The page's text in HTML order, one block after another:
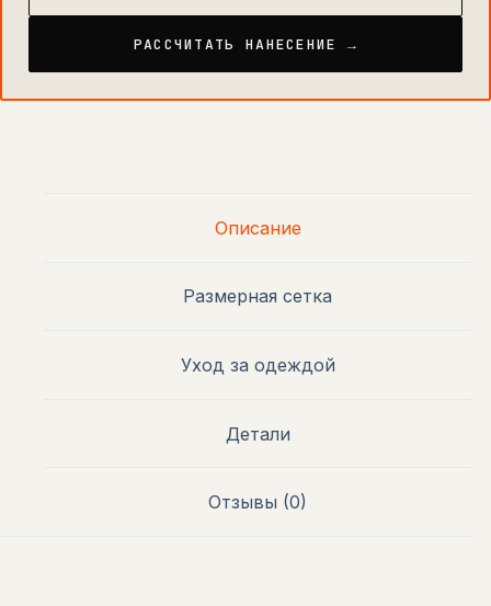
РАССЧИТАТЬ НАНЕСЕНИЕ →
Описание
Размерная сетка
Уход за одеждой
Детали
Отзывы (0)